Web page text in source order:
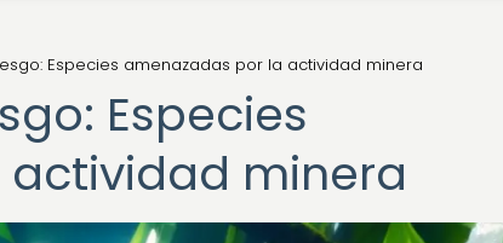
Especies amenazadas por la actividad minera
Especies
minera